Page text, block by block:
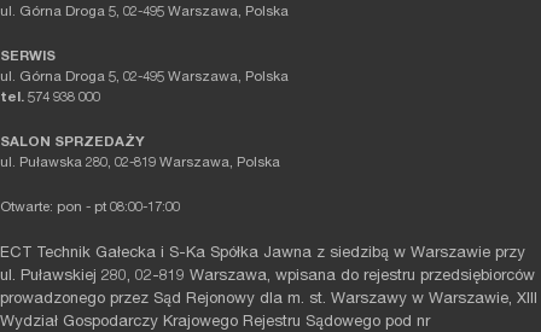
ul. Górna Droga 5, 02-495 Warszawa, Polska
SERWIS
ul. Górna Droga 5, 02-495 Warszawa, Polska
tel. 574 938 000
SALON SPRZEDAŻY
ul. Puławska 280, 02-819 Warszawa, Polska
Otwarte: pon - pt 08:00-17:00
ECT Technik Gałecka i S-Ka Spółka Jawna z siedzibą w Warszawie przy
ul. Puławskiej 280, 02-819 Warszawa, wpisana do rejestru przedsiębiorców
prowadzonego przez Sąd Rejonowy dla m. st. Warszawy w Warszawie, XIII
Wydział Gospodarczy Krajowego Rejestru Sądowego pod nr